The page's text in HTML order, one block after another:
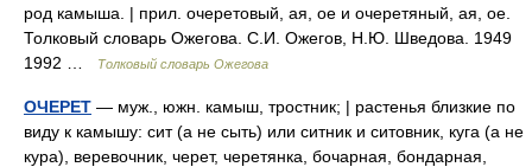
род камыша. | прил. очеретовый, ая, ое и очеретяный, ая, ое.
Толковый словарь Ожегова. С.И. Ожегов, Н.Ю. Шведова. 1949
1992 …
Толковый словарь Ожегова
ОЧЕРЕТ — муж., южн. камыш, тростник; | растенья близкие по
виду к камышу: сит (а не сыть) или ситник и ситовник, куга (а не
кура), веревочник, черет, черетянка, бочарная, бондарная,